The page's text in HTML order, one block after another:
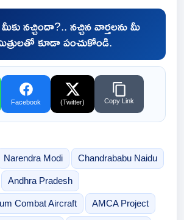
నచ్చిందా?.. నచ్చిన వార్తలను మీ
కూడా పంచుకోండి.
Facebook (Twitter) Copy Link
Narendra Modi Chandrababu Naidu
Andhra Pradesh
Combat Aircraft AMCA Project